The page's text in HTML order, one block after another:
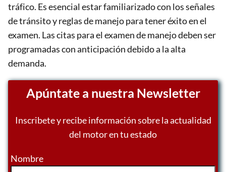
tráfico. Es esencial estar familiarizado con los señales
de tránsito y reglas de manejo para tener éxito en el
examen. Las citas para el examen de manejo deben ser
programadas con anticipación debido a la alta
demanda.
Apúntate a nuestra Newsletter
Inscribete y recibe información sobre la actualidad
del motor en tu estado
Nombre